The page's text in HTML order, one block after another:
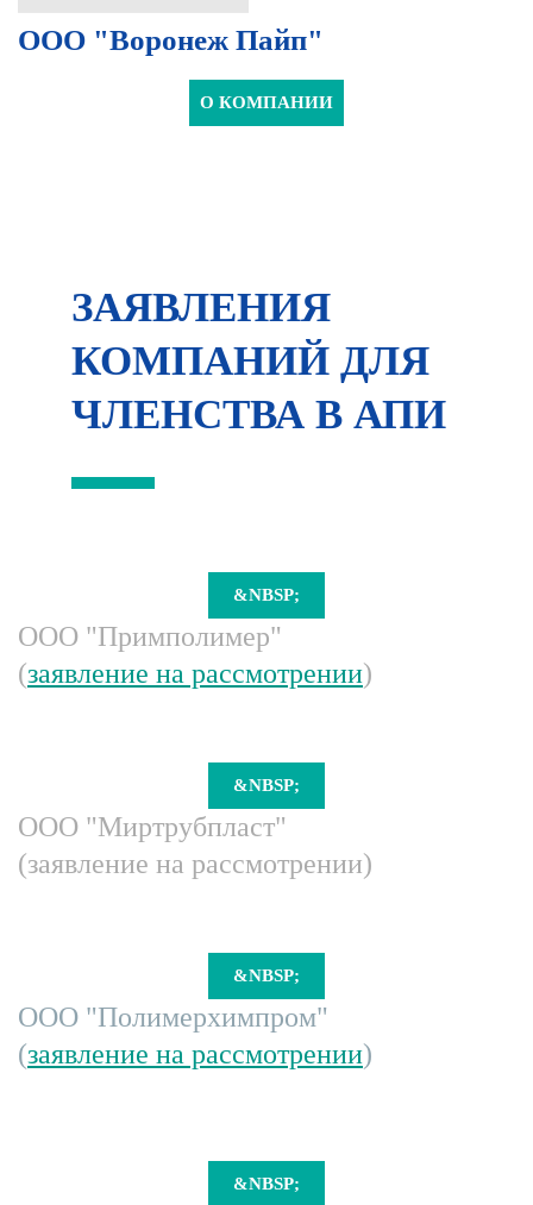
ООО "Воронеж Пайп"
О КОМПАНИИ
ЗАЯВЛЕНИЯ
КОМПАНИЙ ДЛЯ
ЧЛЕНСТВА В АПИ
&NBSP;
ООО "Примполимер"
(заявление на рассмотрении)
&NBSP;
ООО "Миртрубпласт"
(заявление на рассмотрении)
&NBSP;
ООО "Полимерхимпром"
(заявление на рассмотрении)
&NBSP;